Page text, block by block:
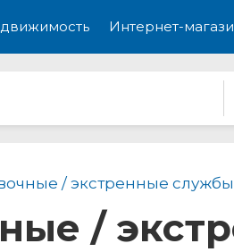
Интернет-
/ экстренные службы
/